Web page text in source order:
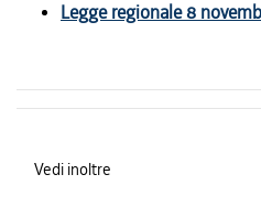
Legge regionale 8
Vedi inoltre